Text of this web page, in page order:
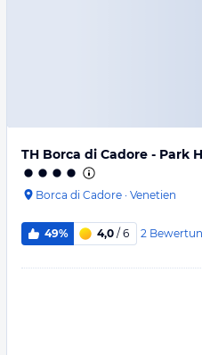
TH Borca di Cadore - Park
Borca di Cadore · Venetien
49% 4,0 / 6 2